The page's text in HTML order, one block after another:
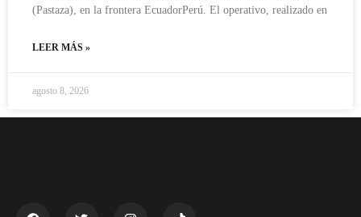
(Pastaza), en la frontera EcuadorPerú. El operativo, realizado en
LEER MÁS »
agosto 8, 2026